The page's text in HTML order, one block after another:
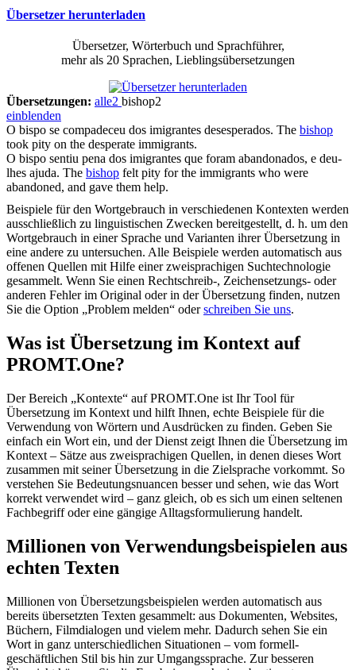
Übersetzer herunterladen
Übersetzer, Wörterbuch und Sprachführer,
mehr als 20 Sprachen, Lieblingsübersetzungen
Übersetzungen: alle2 bishop2
einblenden
O bispo se compadeceu dos imigrantes desesperados. The bishop
took pity on the desperate immigrants.
O bispo sentiu pena dos imigrantes que foram abandonados, e deu-
lhes ajuda. The bishop felt pity for the immigrants who were
abandoned, and gave them help.
Beispiele für den Wortgebrauch in verschiedenen Kontexten werden
ausschließlich zu linguistischen Zwecken bereitgestellt, d. h. um den
Wortgebrauch in einer Sprache und Varianten ihrer Übersetzung in
eine andere zu untersuchen. Alle Beispiele werden automatisch aus
offenen Quellen mit Hilfe einer zweisprachigen Suchtechnologie
gesammelt. Wenn Sie einen Rechtschreib-, Zeichensetzungs- oder
anderen Fehler im Original oder in der Übersetzung finden, nutzen
Sie die Option „Problem melden“ oderschreiben Sie uns.
Was ist Übersetzung im Kontext auf
PROMT.One?
Der Bereich „Kontexte“ auf PROMT.One ist Ihr Tool für
Übersetzung im Kontext und hilft Ihnen, echte Beispiele für die
Verwendung von Wörtern und Ausdrücken zu finden. Geben Sie
einfach ein Wort ein, und der Dienst zeigt Ihnen die Übersetzung im
Kontext – Sätze aus zweisprachigen Quellen, in denen dieses Wort
zusammen mit seiner Übersetzung in die Zielsprache vorkommt. So
verstehen Sie Bedeutungsnuancen besser und sehen, wie das Wort
korrekt verwendet wird – ganz gleich, ob es sich um einen seltenen
Fachbegriff oder eine gängige Alltagsformulierung handelt.
Millionen von Verwendungsbeispielen aus
echten Texten
Millionen von Übersetzungsbeispielen werden automatisch aus
bereits übersetzten Texten gesammelt: aus Dokumenten, Websites,
Büchern, Filmdialogen und vielem mehr. Dadurch sehen Sie ein
Wort in ganz unterschiedlichen Situationen – vom formell-
geschäftlichen Stil bis hin zur Umgangssprache. Zur besseren